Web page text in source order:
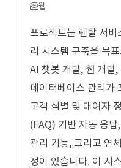
웹
프로젝트는 렌탈 서
리 시스템 구축을 목
AI 챗봇 개발, 웹 개발
데이터베이스 관리가
고객 식별 및 대여자
(FAQ) 기반 자동 응
관리 기능, 그리고 연
정이 있습니다. 이 시